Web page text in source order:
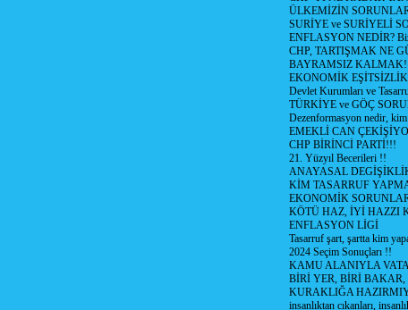
ÜLKEMİZİN
SURİYE ve SURİYELİ
ENFLASYON NEDİR?
CHP, TARTIŞMAK NE
BAYRAMSIZ
EKONOMİK
Devlet Kurumları ve
TÜRKİYE ve GÖÇ
Dezenformasyon nedir, kim
EMEKLİ CAN
CHP BİRİNCİ PARTİ!!!
21. Yüzyıl Becerileri !!
ANAYASAL
KİM TASARRUF
EKONOMİK
KÖTÜ HAZ, İYİ HAZZI
ENFLASYON LİGİ
Tasarruf şart, şartta kim
2024 Seçim Sonuçları !!
KAMU ALANIYLA
BİRİ YER, BİRİ
KURAKLIĞA
insanlıktan cıkanları,